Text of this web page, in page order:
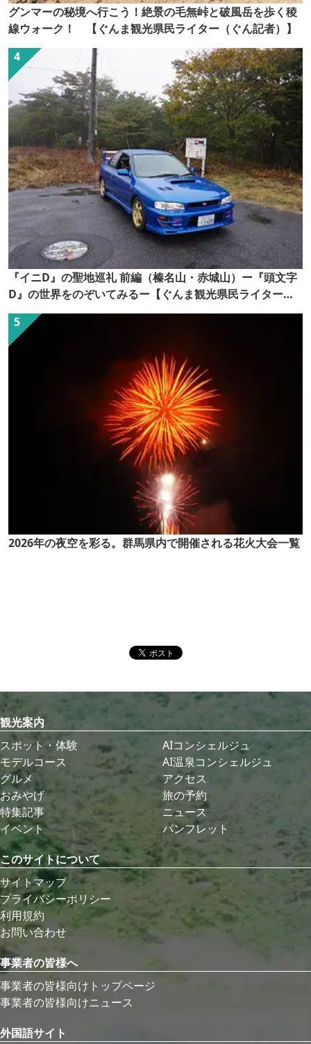
グンマーの秘境へ行こう！絶景の毛無峠と破風岳を歩く稜
線ウォーク！ 【ぐんま観光県民ライター（ぐん記者）】
『イニD』の聖地巡礼 前編（榛名山・赤城山）ー『頭文字
D』の世界をのぞいてみるー【ぐんま観光県民ライター
（ぐん記者）】
2026年の夜空を彩る。群馬県内で開催される花火大会一覧
観光案内
スポット・体験
モデルコース
グルメ
おみやげ
特集記事
イベント
AIコンシェルジュ
AI温泉コンシェルジュ
アクセス
旅の予約
ニュース
パンフレット
このサイトについて
サイトマップ
プライバシーポリシー
利用規約
お問い合わせ
事業者の皆様へ
事業者の皆様向けトップページ
事業者の皆様向けニュース
外国語サイト